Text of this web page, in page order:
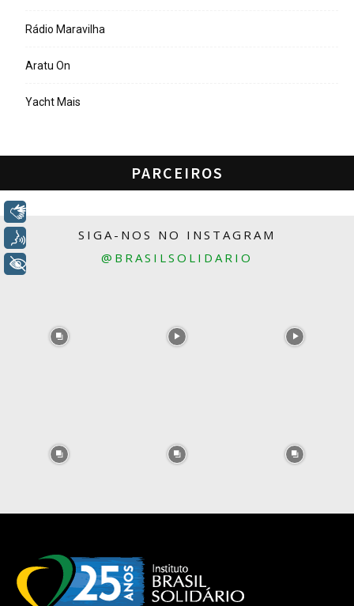
Rádio Maravilha
Aratu On
Yacht Mais
PARCEIROS
SIGA-NOS NO INSTAGRAM
@BRASILSOLIDARIO
+ Acessibilidade